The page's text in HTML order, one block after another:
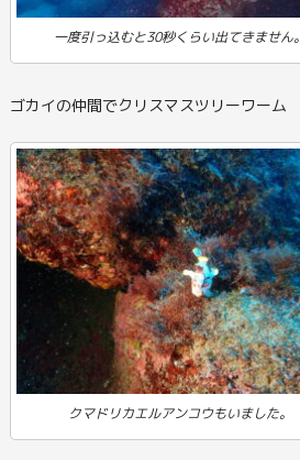
一度引っ込むと30秒くらい出てきません。
ゴカイの仲間でクリスマスツリーワーム
クマドリカエルアンコウもいました。